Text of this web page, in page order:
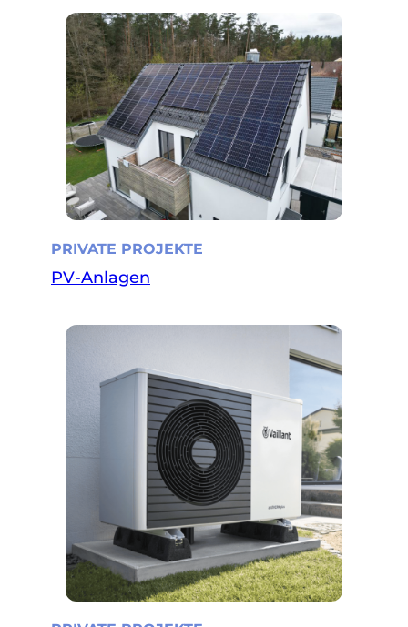
PRIVATE PROJEKTE
PV-Anlagen